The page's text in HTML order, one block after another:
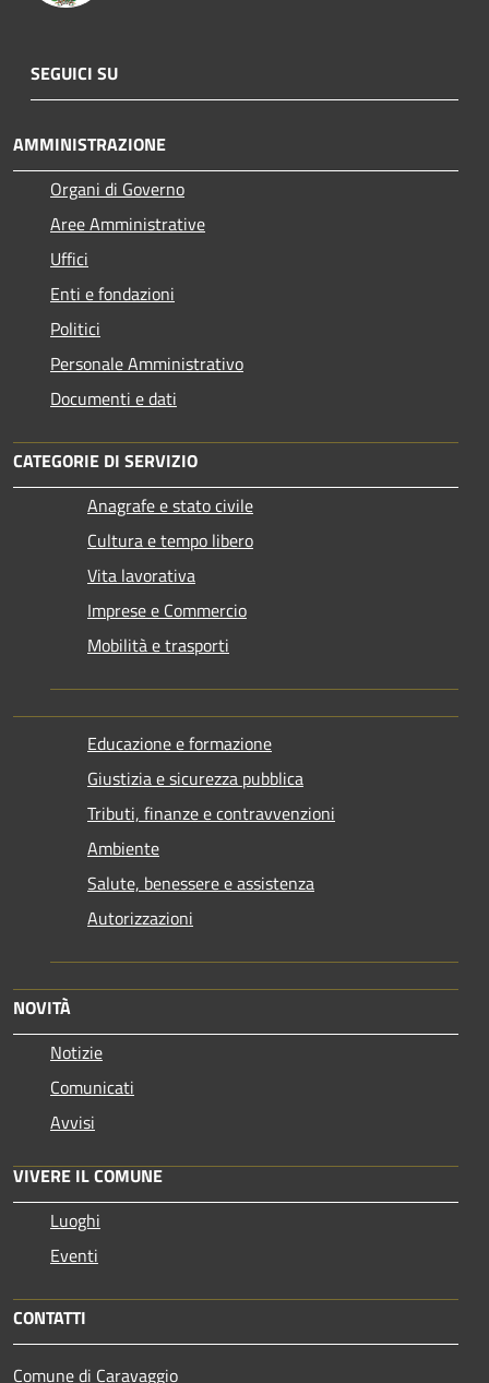
SEGUICI SU
AMMINISTRAZIONE
Organi di Governo
Aree Amministrative
Uffici
Enti e fondazioni
Politici
Personale Amministrativo
Documenti e dati
CATEGORIE DI SERVIZIO
Anagrafe e stato civile
Cultura e tempo libero
Vita lavorativa
Imprese e Commercio
Mobilità e trasporti
Educazione e formazione
Giustizia e sicurezza pubblica
Tributi, finanze e contravvenzioni
Ambiente
Salute, benessere e assistenza
Autorizzazioni
NOVITÀ
Notizie
Comunicati
Avvisi
VIVERE IL COMUNE
Luoghi
Eventi
CONTATTI
Comune di Caravaggio